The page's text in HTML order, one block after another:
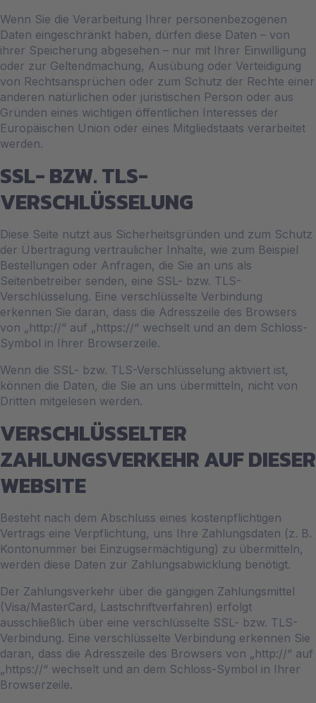
Wenn Sie die Verarbeitung Ihrer personenbezogenen
Daten eingeschränkt haben, dürfen diese Daten – von
ihrer Speicherung abgesehen – nur mit Ihrer Einwilligung
oder zur Geltendmachung, Ausübung oder Verteidigung
von Rechtsansprüchen oder zum Schutz der Rechte einer
anderen natürlichen oder juristischen Person oder aus
Gründen eines wichtigen öffentlichen Interesses der
Europäischen Union oder eines Mitgliedstaats verarbeitet
werden.
SSL- BZW. TLS-
VERSCHLÜSSELUNG
Diese Seite nutzt aus Sicherheitsgründen und zum Schutz
der Übertragung vertraulicher Inhalte, wie zum Beispiel
Bestellungen oder Anfragen, die Sie an uns als
Seitenbetreiber senden, eine SSL- bzw. TLS-
Verschlüsselung. Eine verschlüsselte Verbindung
erkennen Sie daran, dass die Adresszeile des Browsers
von „http://“ auf „https://“ wechselt und an dem Schloss-
Symbol in Ihrer Browserzeile.
Wenn die SSL- bzw. TLS-Verschlüsselung aktiviert ist,
können die Daten, die Sie an uns übermitteln, nicht von
Dritten mitgelesen werden.
VERSCHLÜSSELTER
ZAHLUNGSVERKEHR AUF DIESER
WEBSITE
Besteht nach dem Abschluss eines kostenpflichtigen
Vertrags eine Verpflichtung, uns Ihre Zahlungsdaten (z. B.
Kontonummer bei Einzugsermächtigung) zu übermitteln,
werden diese Daten zur Zahlungsabwicklung benötigt.
Der Zahlungsverkehr über die gängigen Zahlungsmittel
(Visa/MasterCard, Lastschriftverfahren) erfolgt
ausschließlich über eine verschlüsselte SSL- bzw. TLS-
Verbindung. Eine verschlüsselte Verbindung erkennen Sie
daran, dass die Adresszeile des Browsers von „http://“ auf
„https://“ wechselt und an dem Schloss-Symbol in Ihrer
Browserzeile.